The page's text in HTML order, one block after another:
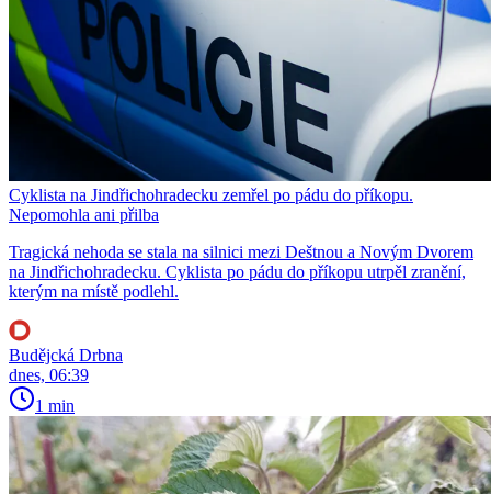
Cyklista na Jindřichohradecku zemřel po pádu do příkopu.
Nepomohla ani přilba
Tragická nehoda se stala na silnici mezi Deštnou a Novým Dvorem
na Jindřichohradecku. Cyklista po pádu do příkopu utrpěl zranění,
kterým na místě podlehl.
Budějcká Drbna
dnes, 06:39
1 min